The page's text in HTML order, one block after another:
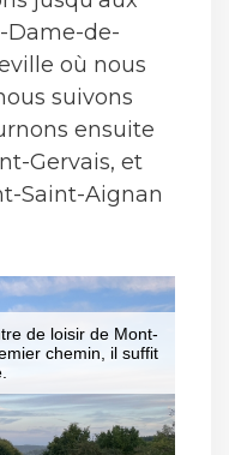
Dame-de-
où nous
suivons
ensuite
Gervais, et
Saint-Aignan